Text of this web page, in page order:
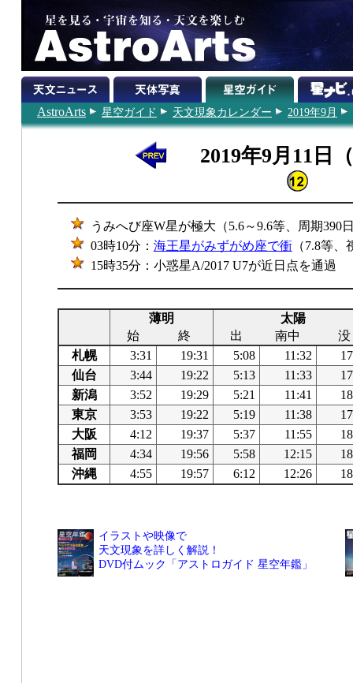
AstroArts 星空ガイド 天文現象カレンダー 2019年9月
2019年9月11日
うみへび座W星が極大（5.6～9.6等、周期390
03時10分： 海王星がみずがめ座で衝（7.8等、
15時35分：小惑星A/2017 U7が近日点を通過
薄明
太陽
始
終 出 南中
没
札幌
3:31 19:31 5:08 11:32
仙台
3:44 19:22 5:13 11:33
新潟
3:52 19:29 5:21 11:41
東京
3:53 19:22 5:19 11:38
大阪
4:12 19:37 5:37 11:55
福岡
4:34 19:56 5:58 12:15
沖縄
4:55 19:57 6:12 12:26
イラストや映像で
天文現象を詳しく解説！
DVD付ムック「アストロガイド 星空年鑑」